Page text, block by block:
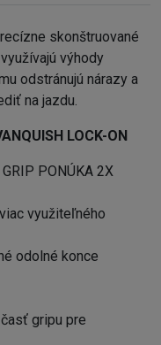
skonštruované
výhody
odstránujú nárazy a
na jazdu.
LOCK-ON
PONÚKA 2X
využiteľného
odolné konce
gripu pre